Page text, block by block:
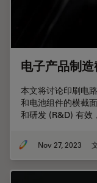
电子产品制
本文将讨论印刷电
和电池组件的横截
和研发 (R&D) 有效
Nov 27, 2023